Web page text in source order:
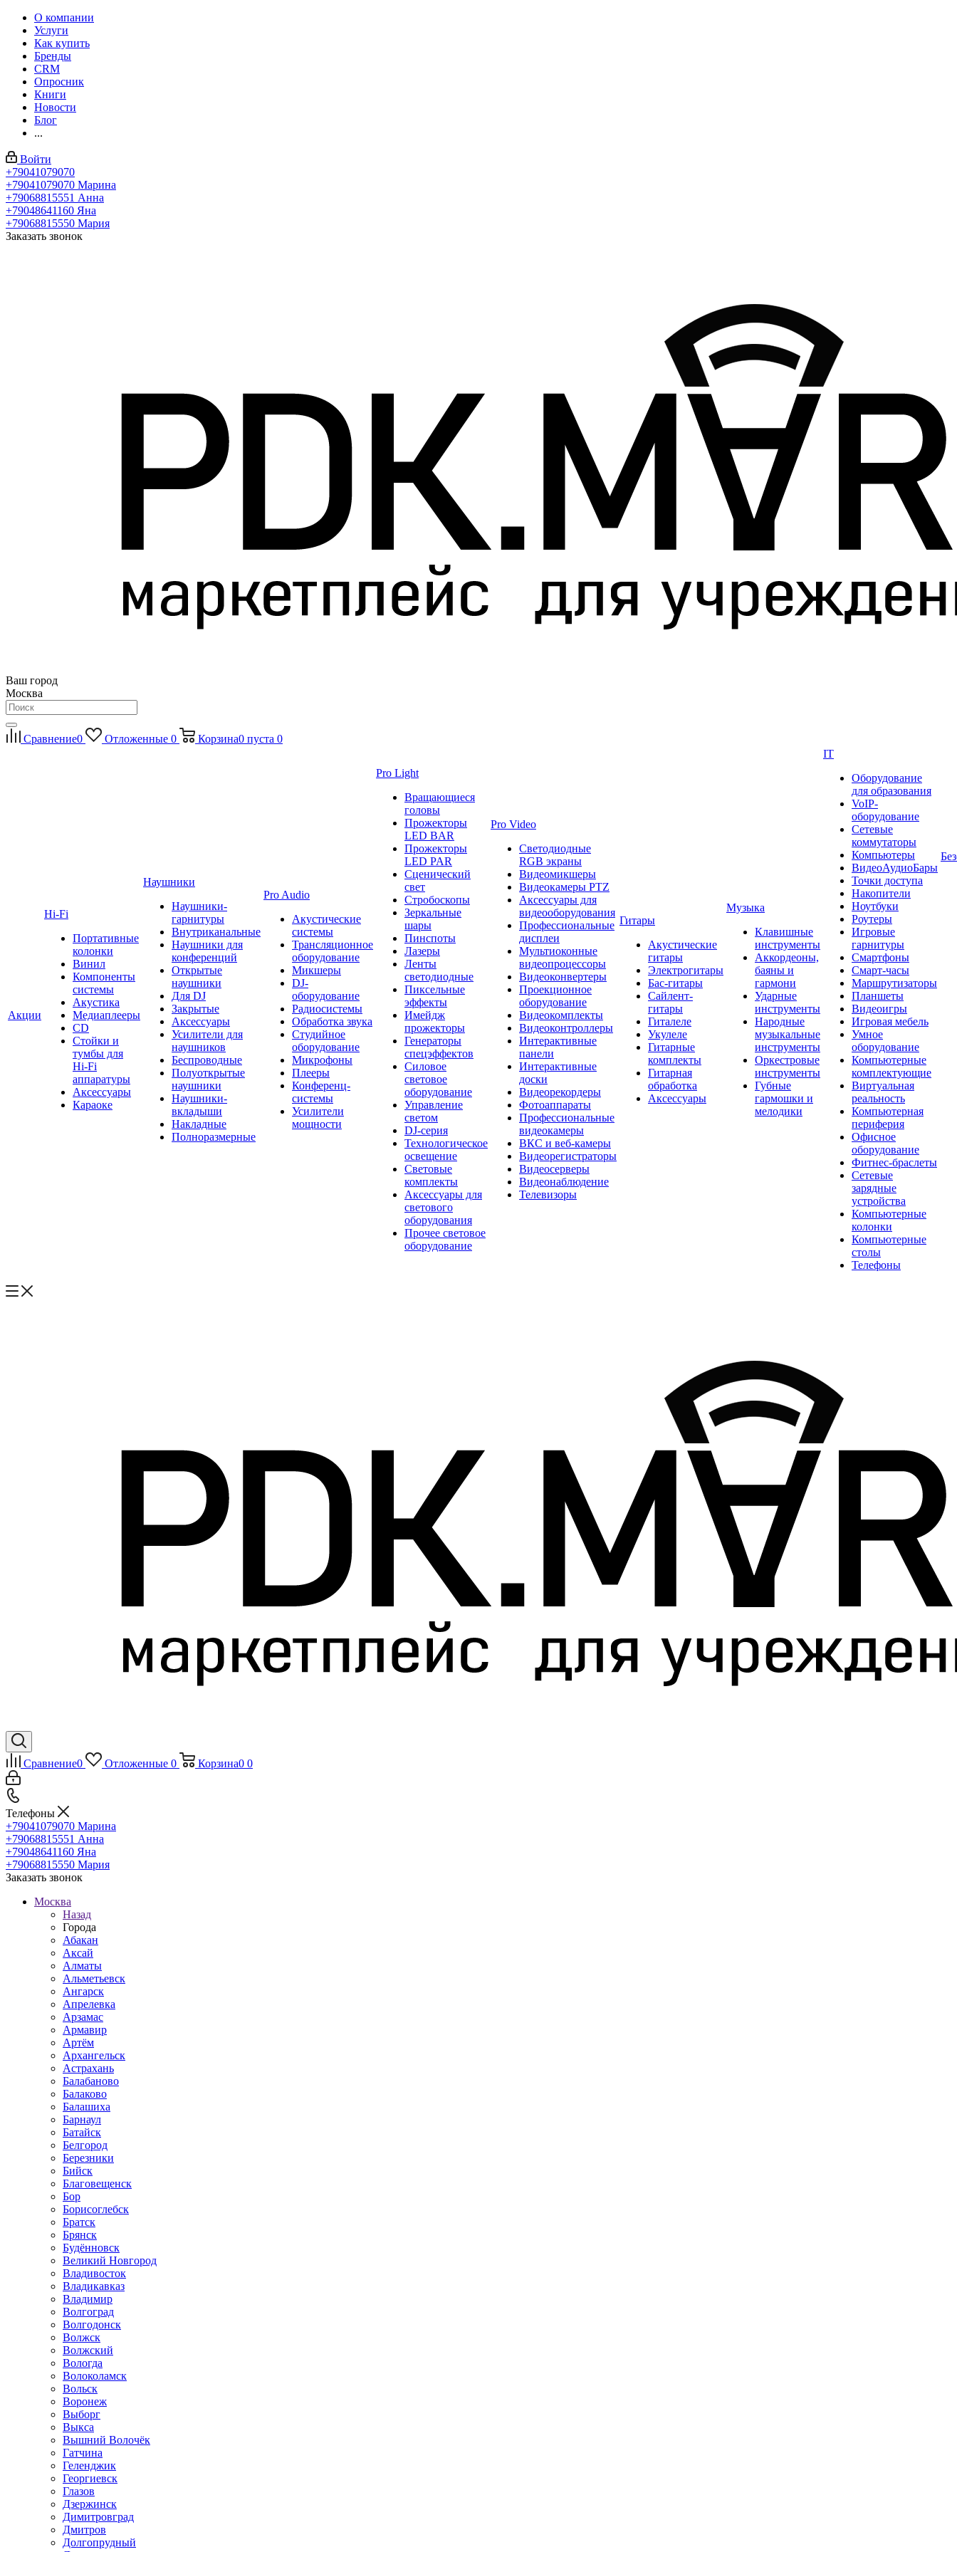
О компании
Услуги
Как купить
Бренды
CRM
Опросник
Книги
Новости
Блог
...
Войти
+79041079070
+79041079070 Марина
+79068815551 Анна
+79048641160 Яна
+79068815550 Мария
Заказать звонок
Ваш город
Москва
Сравнение0 Отложенные 0 Корзина0 пуста 0
Акции
Hi-Fi
Портативные
колонки
Винил
Компоненты
системы
Акустика
Медиаплееры
CD
Стойки и
тумбы для
Hi-Fi
аппаратуры
Аксессуары
Караоке
Наушники
Наушники-
гарнитуры
Внутриканальные
Наушники для
конференций
Открытые
наушники
Для DJ
Закрытые
Аксессуары
Усилители для
наушников
Беспроводные
Полуоткрытые
наушники
Наушники-
вкладыши
Накладные
Полноразмерные
Pro Audio
Акустические
системы
Трансляционное
оборудование
Микшеры
DJ-
оборудование
Радиосистемы
Обработка звука
Студийное
оборудование
Микрофоны
Плееры
Конференц-
системы
Усилители
мощности
Pro Light
Вращающиеся
головы
Прожекторы
LED BAR
Прожекторы
LED PAR
Сценический
свет
Стробоскопы
Зеркальные
шары
Пинспоты
Лазеры
Ленты
светодиодные
Пиксельные
эффекты
Имейдж
прожекторы
Генераторы
спецэффектов
Силовое
световое
оборудование
Управление
светом
DJ-серия
Технологическое
освещение
Световые
комплекты
Аксессуары для
светового
оборудования
Прочее световое
оборудование
Pro Video
Светодиодные
RGB экраны
Видеомикшеры
Видеокамеры PTZ
Аксессуары для
видеооборудования
Профессиональные
дисплеи
Мультиоконные
видеопроцессоры
Видеоконвертеры
Проекционное
оборудование
Видеокомплекты
Видеоконтроллеры
Интерактивные
панели
Интерактивные
доски
Видеорекордеры
Фотоаппараты
Профессиональные
видеокамеры
ВКС и веб-камеры
Видеорегистраторы
Видеосерверы
Видеонаблюдение
Телевизоры
Гитары
Акустические
гитары
Электрогитары
Бас-гитары
Сайлент-
гитары
Гиталеле
Укулеле
Гитарные
комплекты
Гитарная
обработка
Аксессуары
Музыка
Клавишные
инструменты
Аккордеоны,
баяны и
гармони
Ударные
инструменты
Народные
музыкальные
инструменты
Оркестровые
инструменты
Губные
гармошки и
мелодики
IT
Оборудование
для образования
VoIP-
оборудование
Сетевые
коммутаторы
Компьютеры
ВидеоАудиоБары
Точки доступа
Накопители
Ноутбуки
Роутеры
Игровые
гарнитуры
Смартфоны
Смарт-часы
Маршрутизаторы
Планшеты
Видеоигры
Игровая мебель
Умное
оборудование
Компьютерные
комплектующие
Виртуальная
реальность
Компьютерная
периферия
Офисное
оборудование
Фитнес-браслеты
Сетевые
зарядные
устройства
Компьютерные
колонки
Компьютерные
столы
Телефоны
Сравнение0 Отложенные 0 Корзина0 0
Телефоны
+79041079070 Марина
+79068815551 Анна
+79048641160 Яна
+79068815550 Мария
Заказать звонок
Москва
Назад
Города
Абакан
Аксай
Алматы
Альметьевск
Ангарск
Апрелевка
Арзамас
Армавир
Артём
Архангельск
Астрахань
Балабаново
Балаково
Балашиха
Барнаул
Батайск
Белгород
Березники
Бийск
Благовещенск
Бор
Борисоглебск
Братск
Брянск
Будённовск
Великий Новгород
Владивосток
Владикавказ
Владимир
Волгоград
Волгодонск
Волжск
Волжский
Вологда
Волоколамск
Вольск
Воронеж
Выборг
Выкса
Вышний Волочёк
Гатчина
Геленджик
Георгиевск
Глазов
Дзержинск
Димитровград
Дмитров
Долгопрудный